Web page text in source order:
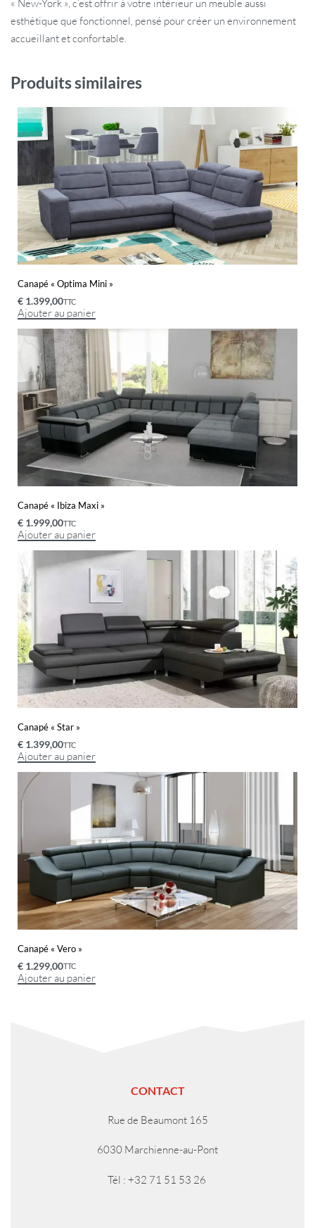
« New-York », c’est offrir à votre intérieur un meuble aussi
esthétique que fonctionnel, pensé pour créer un environnement
accueillant et confortable.
Produits similaires
Canapé « Optima Mini »
€ 1.399,00TTC
Ajouter au panier
Canapé « Ibiza Maxi »
€ 1.999,00TTC
Ajouter au panier
Canapé « Star »
€ 1.399,00TTC
Ajouter au panier
Canapé « Vero »
€ 1.299,00TTC
Ajouter au panier
CONTACT
Rue de Beaumont 165
6030 Marchienne-au-Pont
Tél : +32 71 51 53 26